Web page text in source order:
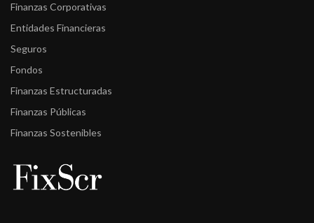
Finanzas Corporativas
Entidades Financieras
Seguros
Fondos
Finanzas Estructuradas
Finanzas Públicas
Finanzas Sostenibles